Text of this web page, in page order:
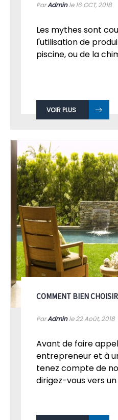
ParAdminle 16 OCT, 2018
Les mythes sont
l'utilisation de
piscine, ou de la
VOIR PLUS
COMMENT BIEN
ParAdminle 22Août, 2018
Avant de faire
entrepreneur et à
tenez compte de
dirigez-vous vers un